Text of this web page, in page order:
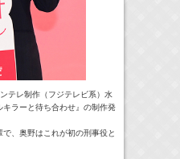
テレ制作（フジテレビ系）水
ラーと待ち合わせ』の制作発
、奥野はこれが初の刑事役と